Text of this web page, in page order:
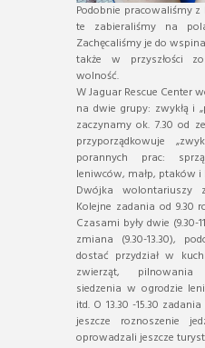
Podobnie pracowaliśmy
te zabieraliśmy na
Zachęcaliśmy je do
także w przyszłości
wolność.
W Jaguar Rescue Center
na dwie grupy: zwykłą i
zaczynamy ok. 7.30 od
przyporządkowuje
porannych prac:
leniwców, małp, ptaków
Dwójka wolontariuszy
Kolejne zadania od 9.30
Czasami były dwie (9.30-
zmiana (9.30-13.30),
dostać przydział w
zwierząt, pilnowania
siedzenia w ogrodzie
itd. O 13.30 -15.30
jeszcze roznoszenie
oprowadzali jeszcze